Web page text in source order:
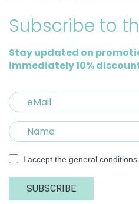
Subscribe to
Stay updated on
immediately 10%
I accept the general
SUBSCRIBE